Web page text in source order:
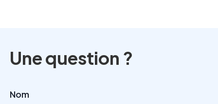
Une question ?
Nom